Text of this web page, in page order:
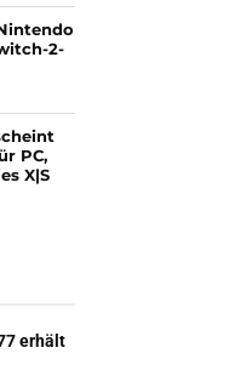
2-
PC,
X|S
erhält